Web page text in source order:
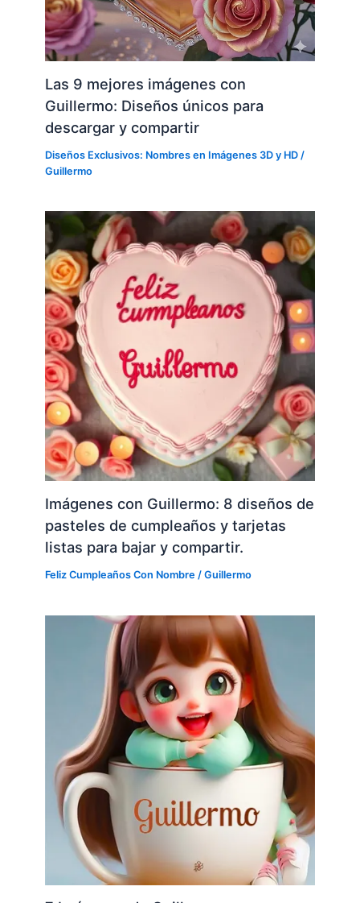
Las 9 mejores imágenes con
Guillermo: Diseños únicos para
descargar y compartir
Diseños Exclusivos: Nombres en Imágenes 3D y HD /
Guillermo
Imágenes con Guillermo: 8 diseños de
pasteles de cumpleaños y tarjetas
listas para bajar y compartir.
Feliz Cumpleaños Con Nombre /Guillermo